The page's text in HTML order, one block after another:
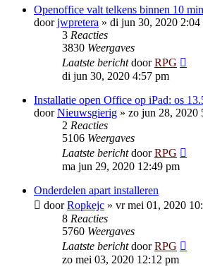
Openoffice valt telkens binnen 10
doorjwpretera » di jun 30, 2020 2:04
3 Reacties
3830 Weergaves
Laatste berichtdoorRPG
di jun 30, 2020 4:57 pm
Installatie open Office op iPad: os
doorNieuwsgierig » zo jun 28, 2020
2 Reacties
5106 Weergaves
Laatste berichtdoorRPG
ma jun 29, 2020 12:49 pm
Onderdelen apart installeren
doorRopkejc » vr mei 01, 2020
8 Reacties
5760 Weergaves
Laatste berichtdoorRPG
zo mei 03, 2020 12:12 pm